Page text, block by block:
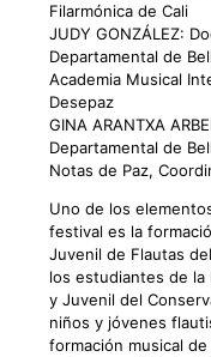
Filarmónica de Cali
JUDY GONZÁLEZ:
Departamental de
Academia Musical
Desepaz
GINA ARANTXA
Departamental de
Notas de Paz,
Uno de los
festival es la
Juvenil de Flautas
los estudiantes de la
y Juvenil del
niños y jóvenes
formación musical